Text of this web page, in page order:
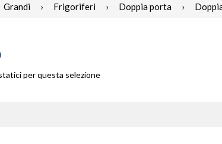
Grandi › Frigoriferi › Doppia porta ›
per questa selezione